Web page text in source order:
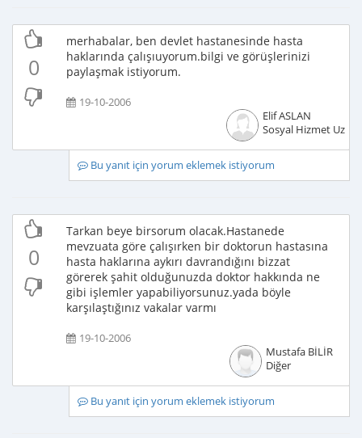
0
merhabalar, ben devlet hastanesinde hasta
haklarında çalışıuyorum.bilgi ve görüşlerinizi
paylaşmak istiyorum.
19-10-2006
Elif ASLAN
Sosyal Hizmet
Bu yanıt için yorum eklemek istiyorum
0
Tarkan beye birsorum olacak.Hastanede
mevzuata göre çalışırken bir doktorun hastasına
hasta haklarına aykırı davrandığını bizzat
görerek şahit olduğunuzda doktor hakkında ne
gibi işlemler yapabiliyorsunuz.yada böyle
karşılaştığınız vakalar varmı
19-10-2006
Mustafa BİLİR
Diğer
Bu yanıt için yorum eklemek istiyorum